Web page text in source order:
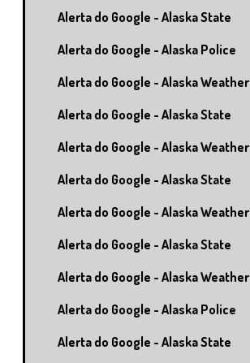
Alerta do Google - Alaska State
Alerta do Google - Alaska Police
Alerta do Google - Alaska Weather
Alerta do Google - Alaska State
Alerta do Google - Alaska Weather
Alerta do Google - Alaska State
Alerta do Google - Alaska Weather
Alerta do Google - Alaska State
Alerta do Google - Alaska Weather
Alerta do Google - Alaska Police
Alerta do Google - Alaska State